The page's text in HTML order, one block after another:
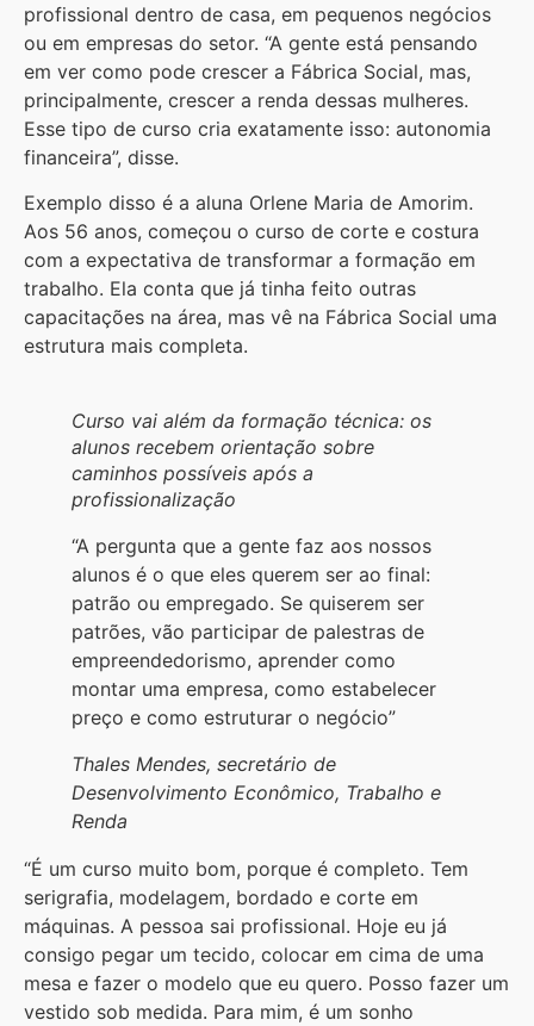
profissional dentro de casa, em pequenos negócios
ou em empresas do setor. “A gente está pensando
em ver como pode crescer a Fábrica Social, mas,
principalmente, crescer a renda dessas mulheres.
Esse tipo de curso cria exatamente isso: autonomia
financeira”, disse.
Exemplo disso é a aluna Orlene Maria de Amorim.
Aos 56 anos, começou o curso de corte e costura
com a expectativa de transformar a formação em
trabalho. Ela conta que já tinha feito outras
capacitações na área, mas vê na Fábrica Social uma
estrutura mais completa.
Curso vai além da formação técnica: os
alunos recebem orientação sobre
caminhos possíveis após a
profissionalização
“A pergunta que a gente faz aos nossos
alunos é o que eles querem ser ao final:
patrão ou empregado. Se quiserem ser
patrões, vão participar de palestras de
empreendedorismo, aprender como
montar uma empresa, como estabelecer
preço e como estruturar o negócio”
Thales Mendes, secretário de
Desenvolvimento Econômico, Trabalho e
Renda
“É um curso muito bom, porque é completo. Tem
serigrafia, modelagem, bordado e corte em
máquinas. A pessoa sai profissional. Hoje eu já
consigo pegar um tecido, colocar em cima de uma
mesa e fazer o modelo que eu quero. Posso fazer um
vestido sob medida. Para mim, é um sonho